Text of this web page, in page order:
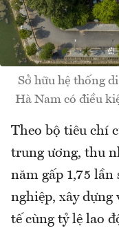
Sở hữu hệ thống
Hà Nam có điều
Theo bộ tiêu chí
trung ương, thu
năm gấp 1,75
nghiệp, xây
tế cùng tỷ lệ lao